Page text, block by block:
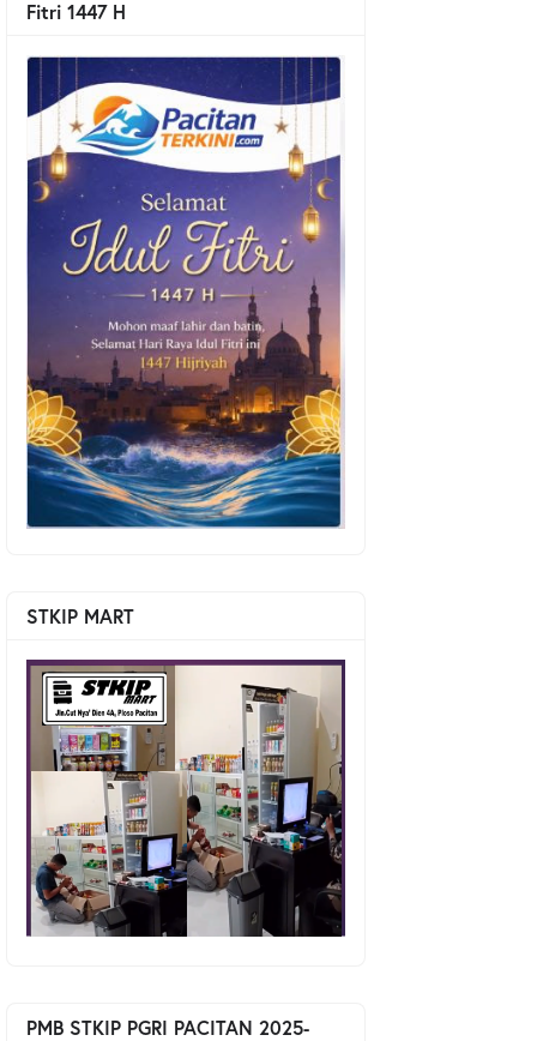
Fitri 1447 H
STKIP MART
PMB STKIP PGRI PACITAN 2025-